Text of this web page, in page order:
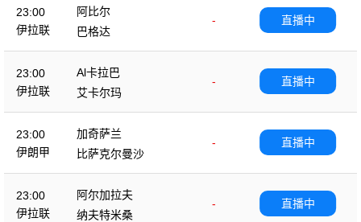
23:00
伊拉联
阿比尔
-
巴格达
直播中
23:00
伊拉联
Al卡拉巴
-
艾卡尔玛
直播中
23:00
伊朗甲
加奇萨兰
-
比萨克尔曼沙
直播中
23:00
伊拉联
阿尔加拉夫
-
纳夫特米桑
直播中